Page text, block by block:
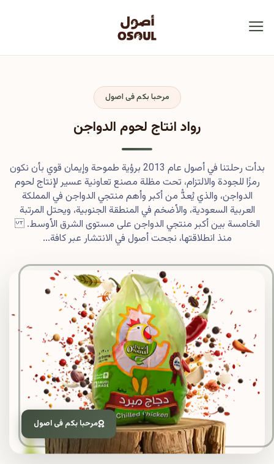
مرحبا بكم فى اصول
مرحبا بكم فى اصول
رواد انتاج لحوم الدواجن
بدأت رحلتنا في أصول عام 2013 برؤية طموحة وإيمان قوي بأن نكون
رمزًا للجودة والالتزام، تحت مظلة مصنع تعاونية عسير لإنتاج لحوم
الدواجن، والذي يُعدُّ من أكبر وأهم منتجي الدواجن في المملكة
العربية السعودية، والأضخم في المنطقة الجنوبية، ويحتل المرتبة
الخامسة بين أكبر منتجي الدواجن على مستوى الشرق الأوسط.
منذ انطلاقتها، نجحت أصول في الانتشار عبر كافة...